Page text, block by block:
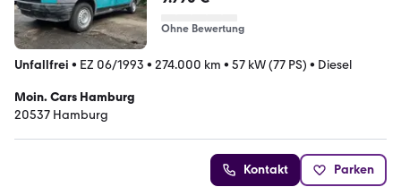
Ohne Bewertung
Unfallfrei • EZ 06/1993 • 274.000 km • 57 kW (77 PS) • Diesel
Moin. Cars Hamburg
20537 Hamburg
Kontakt Parken